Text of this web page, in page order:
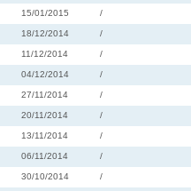
15/01/2015 /
18/12/2014 /
11/12/2014 /
04/12/2014 /
27/11/2014 /
20/11/2014 /
13/11/2014 /
06/11/2014 /
30/10/2014 /